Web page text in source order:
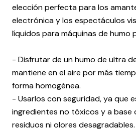
elección perfecta para los
electrónica y los espectáculos
líquidos para máquinas de humo
- Disfrutar de un humo de ultra
mantiene en el aire por más
forma homogénea.
- Usarlos con seguridad, ya que
ingredientes no tóxicos y a base
residuos ni olores desagradables.